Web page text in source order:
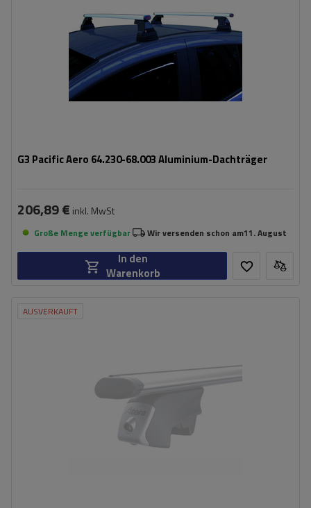
G3 Pacific Aero 64.230-68.003 Aluminium-Dachträger
206,89 € inkl. MwSt
Große Menge verfügbar Wir versenden schon am11. August
In den
Warenkorb
AUSVERKAUFT